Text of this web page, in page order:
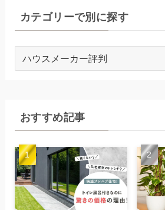
カテゴリーで別に探す
ー
に
探
す
おすすめ記事